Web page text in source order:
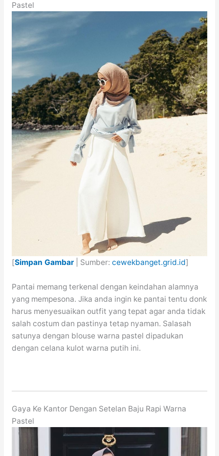
Pastel
[Simpan Gambar| Sumber: cewekbanget.grid.id]
Pantai memang terkenal dengan keindahan alamnya
yang mempesona. Jika anda ingin ke pantai tentu donk
harus menyesuaikan outfit yang tepat agar anda tidak
salah costum dan pastinya tetap nyaman. Salasah
satunya dengan blouse warna pastel dipadukan
dengan celana kulot warna putih ini.
Gaya Ke Kantor Dengan Setelan Baju Rapi Warna
Pastel